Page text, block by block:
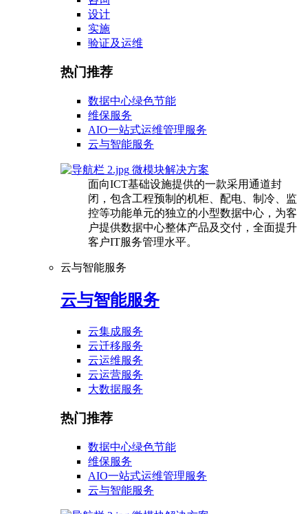
设计
实施
验证及运维
热门推荐
数据中心绿色节能
维保服务
AIO一站式运维管理服务
云与智能服务
微模块解决方案
面向ICT基础设施提供的一款采用通道封
闭，包含工程预制的机柜、配电、制冷、监
控等功能单元的独立的小型数据中心，为客
户提供数据中心整体产品及交付，全面提升
客户IT服务管理水平。
云与智能服务
云与智能服务
云集成服务
云迁移服务
云运维服务
云运营服务
大数据服务
热门推荐
数据中心绿色节能
维保服务
AIO一站式运维管理服务
云与智能服务